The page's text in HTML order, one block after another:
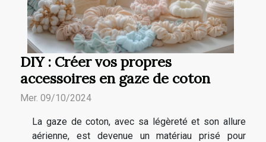
DIY : Créer vos propres
accessoires en gaze de coton
Mer. 09/10/2024
La gaze de coton, avec sa légèreté et son allure
aérienne, est devenue un matériau prisé pour